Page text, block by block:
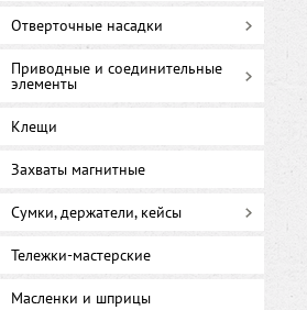
Отверточные насадки
Приводные и соединительные
элементы
Клещи
Захваты магнитные
Сумки, держатели, кейсы
Тележки-мастерские
Масленки и шприцы